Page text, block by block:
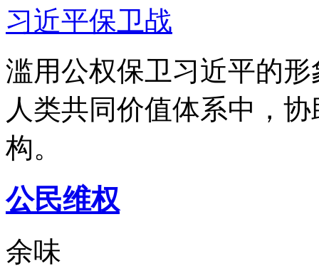
习近平保卫战
滥用公权保卫习近平的
人类共同价值体系中，
构。
公民维权
余味